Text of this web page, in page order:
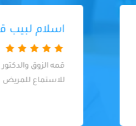
والذوق والصبر